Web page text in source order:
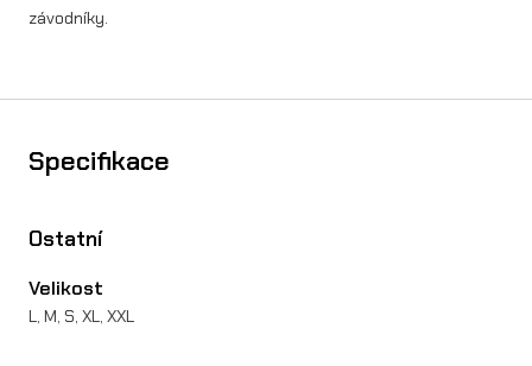
m
o
s
závodníky.
Specifikace
Ostatní
Velikost
L, M, S, XL, XXL